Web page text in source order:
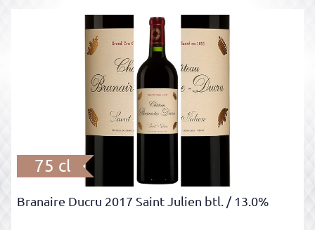
75 cl
Branaire Ducru 2017 Saint Julien btl. / 13.0%